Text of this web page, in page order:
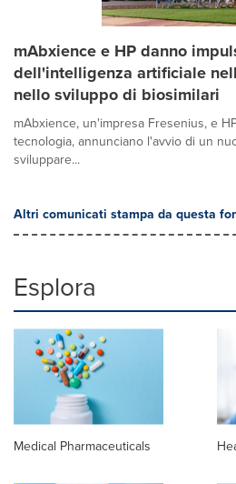
mAbxience e HP danno
dell'intelligenza artificiale
nello sviluppo di biosimilari
mAbxience, un'impresa Fresenius, e
tecnologia, annunciano l'avvio di un
sviluppare...
Altri comunicati stampa da questa
Esplora
Medical Pharmaceuticals